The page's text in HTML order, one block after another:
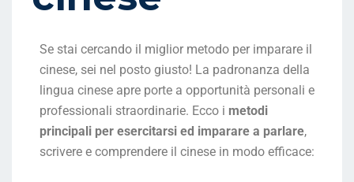
Se stai cercando il miglior metodo per imparare il
cinese, sei nel posto giusto! La padronanza della
lingua cinese apre porte a opportunità personali e
professionali straordinarie. Ecco i metodi
principali per esercitarsi ed imparare a parlare,
scrivere e comprendere il cinese in modo efficace: